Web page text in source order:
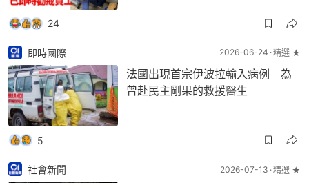
24
即時國際 2026-06-24 精選 ★
法國出現首宗伊波拉輸入病例 為
曾赴民主剛果的救援醫生
5
社會新聞 2026-07-13 精選 ★